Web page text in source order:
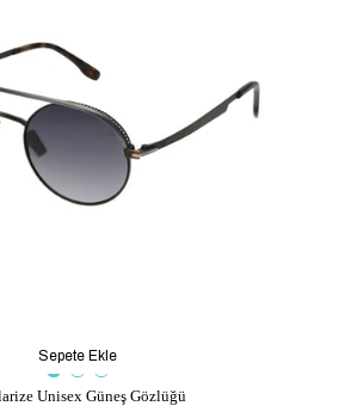
Unisex Güneş Gözlüğü
Sepete Ekle